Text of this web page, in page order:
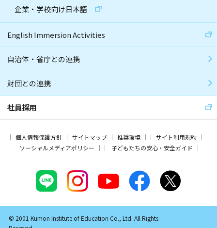
企業・学校向け日本語
English Immersion Activities
自治体・省庁との連携
財団との連携
社員採用
個人情報保護方針 サイトマップ 推奨環境
サイト利用規約
ソーシャルメディアポリシー
子どもたちの安心・安全ガイド
© 2001 Kumon Institute of Education Co., Ltd. All Rights